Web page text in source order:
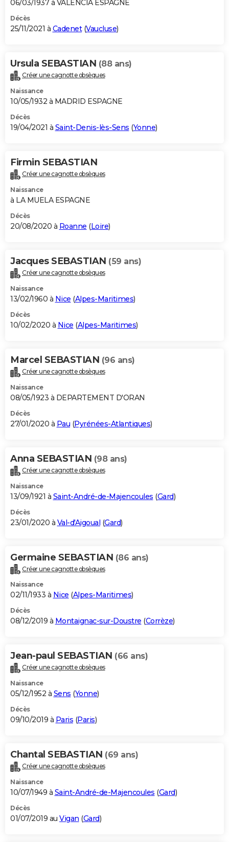
06/03/1937 à VALENCIA ESPAGNE
Décès
25/11/2021 à Cadenet(Vaucluse)
Ursula SEBASTIAN (88 ans)
Créer une cagnotte obsèques
Naissance
10/05/1932 à MADRID ESPAGNE
Décès
19/04/2021 à Saint-Denis-lès-Sens (Yonne)
Firmin SEBASTIAN
Créer une cagnotte obsèques
Naissance
à LA MUELA ESPAGNE
Décès
20/08/2020 à Roanne (Loire)
Jacques SEBASTIAN (59 ans)
Créer une cagnotte obsèques
Naissance
13/02/1960 à Nice (Alpes-Maritimes)
Décès
10/02/2020 à Nice (Alpes-Maritimes)
Marcel SEBASTIAN (96 ans)
Créer une cagnotte obsèques
Naissance
08/05/1923 à DEPARTEMENT D'ORAN
Décès
27/01/2020 à Pau (Pyrénées-Atlantiques)
Anna SEBASTIAN (98 ans)
Créer une cagnotte obsèques
Naissance
13/09/1921 à Saint-André-de-Majencoules (Gard)
Décès
23/01/2020 à Val-d'Aigoual (Gard)
Germaine SEBASTIAN (86 ans)
Créer une cagnotte obsèques
Naissance
02/11/1933 à Nice (Alpes-Maritimes)
Décès
08/12/2019 à Montaignac-sur-Doustre (Corrèze)
Jean-paul SEBASTIAN (66 ans)
Créer une cagnotte obsèques
Naissance
05/12/1952 à Sens (Yonne)
Décès
09/10/2019 à Paris (Paris)
Chantal SEBASTIAN (69 ans)
Créer une cagnotte obsèques
Naissance
10/07/1949 à Saint-André-de-Majencoules (Gard)
Décès
01/07/2019 au Vigan (Gard)